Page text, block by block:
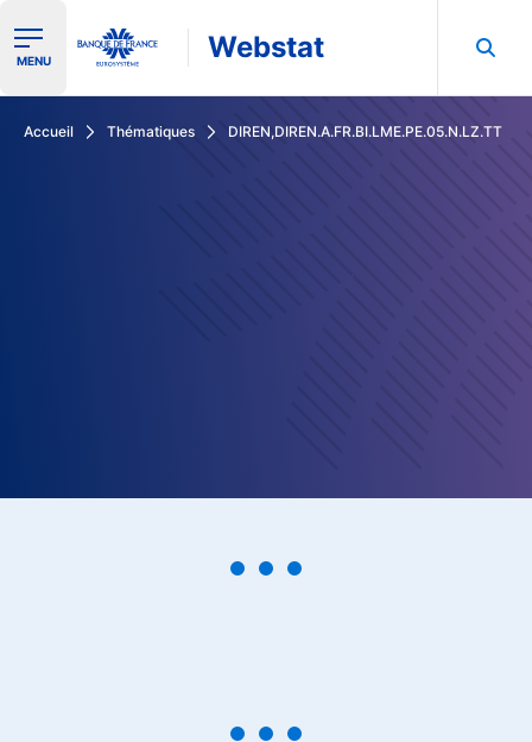
Ouvrir le menu de navigation
MENU Webstat
Accueil Thématiques DIREN,DIREN.A.FR.BI.LME.PE.05.N.LZ.TT